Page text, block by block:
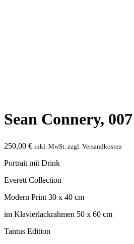
Sean Connery, 007
250,00 € inkl. MwSt. zzgl. Versandkosten
Portrait mit Drink
Everett Collection
Modern Print 30 x 40 cm
im Klavierlackrahmen 50 x 60 cm
Tantus Edition